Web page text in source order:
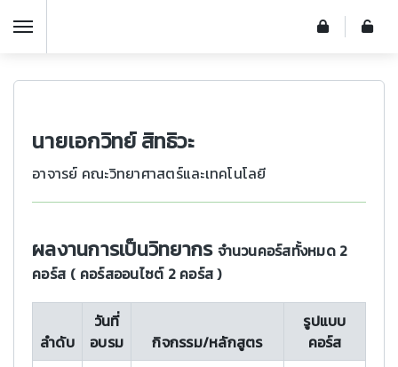
นายเอกวิทย์ สิทธิวะ
อาจารย์ คณะวิทยาศาสตร์และเทคโนโลยี
ผลงานการเป็นวิทยากร จำนวนคอร์สทั้งหมด 2
คอร์ส ( คอร์สออนไซต์ 2 คอร์ส )
ลำดับ
วันที่
อบรม
กิจกรรม/หลักสูตร
รูปแบบ
คอร์ส